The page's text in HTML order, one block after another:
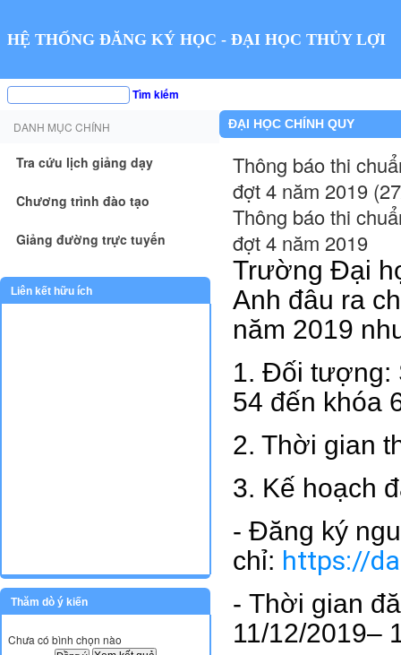
HỆ THỐNG ĐĂNG KÝ HỌC - ĐẠI HỌC THỦY LỢI
Tìm kiếm
DANH MỤC CHÍNH
Tra cứu lịch giảng dạy
Chương trình đào tạo
Giảng đường trực tuyến
Liên kết hữu ích
Thăm dò ý kiến
Chưa có bình chọn nào
ĐẠI HỌC CHÍNH QUY
Thông báo thi
đợt 4 năm 2019
Thông báo thi
đợt 4 năm 2019
Trường Đại
Anh đâu ra
năm 2019
1. Đối tượng:
54 đến khóa
2. Thời gian
3. Kế hoạch
- Đăng ký
chỉ: https://
- Thời gian
11/12/2019–